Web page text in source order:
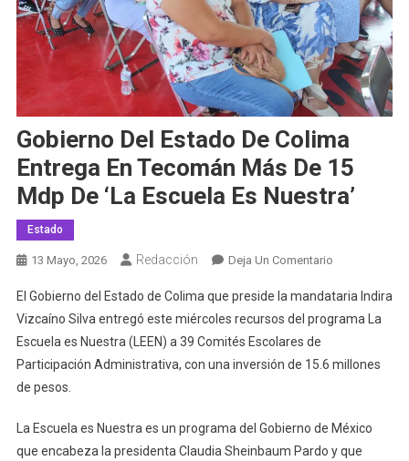
Gobierno Del Estado De Colima
Entrega En Tecomán Más De 15
Mdp De ‘La Escuela Es Nuestra’
Estado
13 Mayo, 2026 Redacción Deja Un ComentarioEn
Del
Estado
Colima
Tecomán
Más
El Gobierno del Estado de Colima que preside la mandataria Indira
Vizcaíno Silva entregó este miércoles recursos del programa La
Escuela es Nuestra (LEEN) a 39 Comités Escolares de
Participación Administrativa, con una inversión de 15.6 millones
de pesos.
La Escuela es Nuestra es un programa del Gobierno de México
que encabeza la presidenta Claudia Sheinbaum Pardo y que